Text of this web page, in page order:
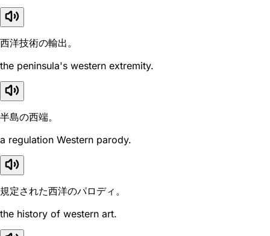
西洋技術の輸出。
the peninsula's western extremity.
半島の西端。
a regulation Western parody.
規定された西洋のパロディ。
the history of western art.